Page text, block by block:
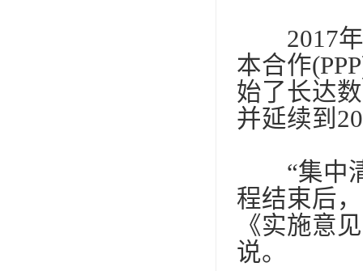
2017年
本合作
始了长达
并延续到
“集中清
程结束后
《实施意
说。